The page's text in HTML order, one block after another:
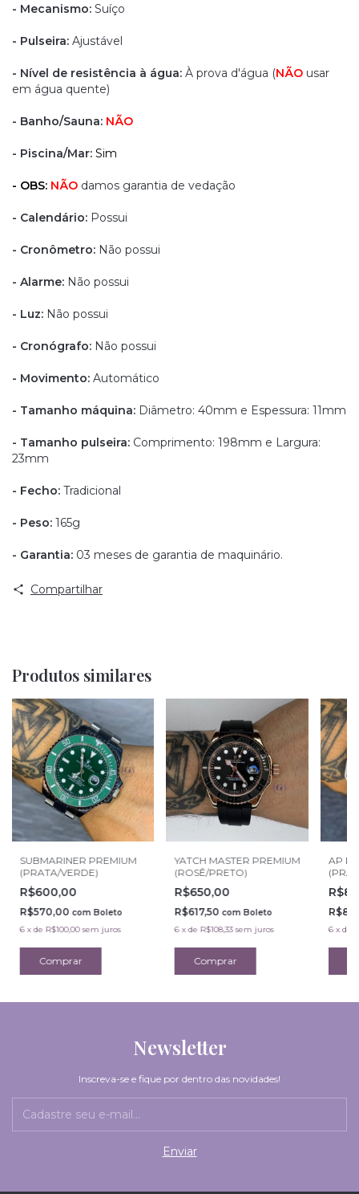
- Mecanismo: Suíço
- Pulseira: Ajustável
- Nível de resistência à água: À prova d'água (NÃO usar
em água quente)
- Banho/Sauna: NÃO
- Piscina/Mar: Sim
- OBS: NÃO damos garantia de vedação
- Calendário: Possui
- Cronômetro: Não possui
- Alarme: Não possui
- Luz: Não possui
- Cronógrafo: Não possui
- Movimento: Automático
- Tamanho máquina: Diâmetro: 40mm e Espessura: 11mm
- Tamanho pulseira: Comprimento: 198mm e Largura:
23mm
- Fecho: Tradicional
- Peso: 165g
- Garantia: 03 meses de garantia de maquinário.
Compartilhar
Produtos similares
SUBMARINER PREMIUM
(PRATA/VERDE)
R$600,00
R$570,00 com Boleto
6 xde R$100,00 sem juros
YATCH MASTER PREMIUM
(ROSÊ/PRETO)
R$650,00
R$617,50 com Boleto
6 xde R$108,33 sem juros
AP
6 x de
Newsletter
Inscreva-se e fique por dentro das novidades!